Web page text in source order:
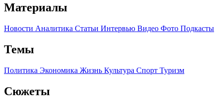
Материалы
Новости Аналитика Статьи Интервью Видео Фото Подкасты
Темы
Политика Экономика Жизнь Культура Спорт Туризм
Сюжеты